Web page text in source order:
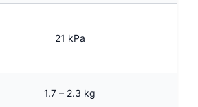
21 kPa
1.7 – 2.3 kg